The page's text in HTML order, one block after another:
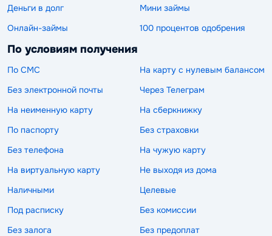
Деньги в долг
Мини займы
Онлайн-займы
100 процентов одобрения
По условиям получения
По СМС
На карту с нулевым балансом
Без электронной почты
Через Телеграм
На неименную карту
На сберкнижку
По паспорту
Без страховки
Без телефона
На чужую карту
На виртуальную карту
Не выходя из дома
Наличными
Целевые
Под расписку
Без комиссии
Без залога
Без предоплат